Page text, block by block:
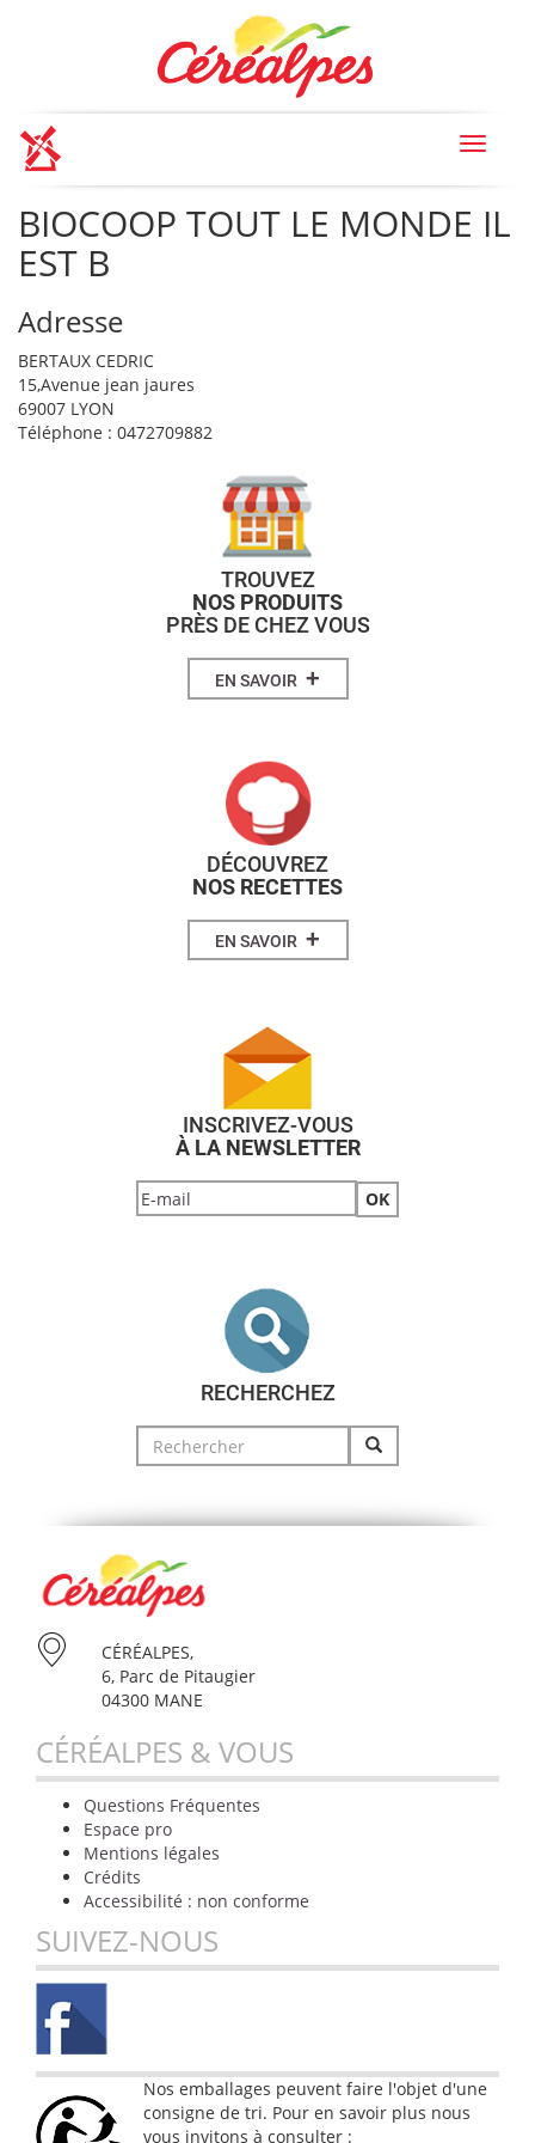
Toggle
BIOCOOP TOUT LE MONDE IL
EST B
Adresse
BERTAUX CEDRIC
15,Avenue jean jaures
69007 LYON
Téléphone : 0472709882
TROUVEZ
NOS PRODUITS
PRÈS DE CHEZ VOUS
EN SAVOIR +
DÉCOUVREZ
NOS RECETTES
EN SAVOIR +
INSCRIVEZ-VOUS
À LA NEWSLETTER
RECHERCHEZ
Search
for:
CÉRÉALPES,
6, Parc de Pitaugier
04300 MANE
CÉRÉALPES & VOUS
Questions Fréquentes
Espace pro
Mentions légales
Crédits
Accessibilité : non conforme
SUIVEZ-NOUS
Nos emballages peuvent faire l'objet d'une
consigne de tri. Pour en savoir plus nous
vous invitons à consulter :